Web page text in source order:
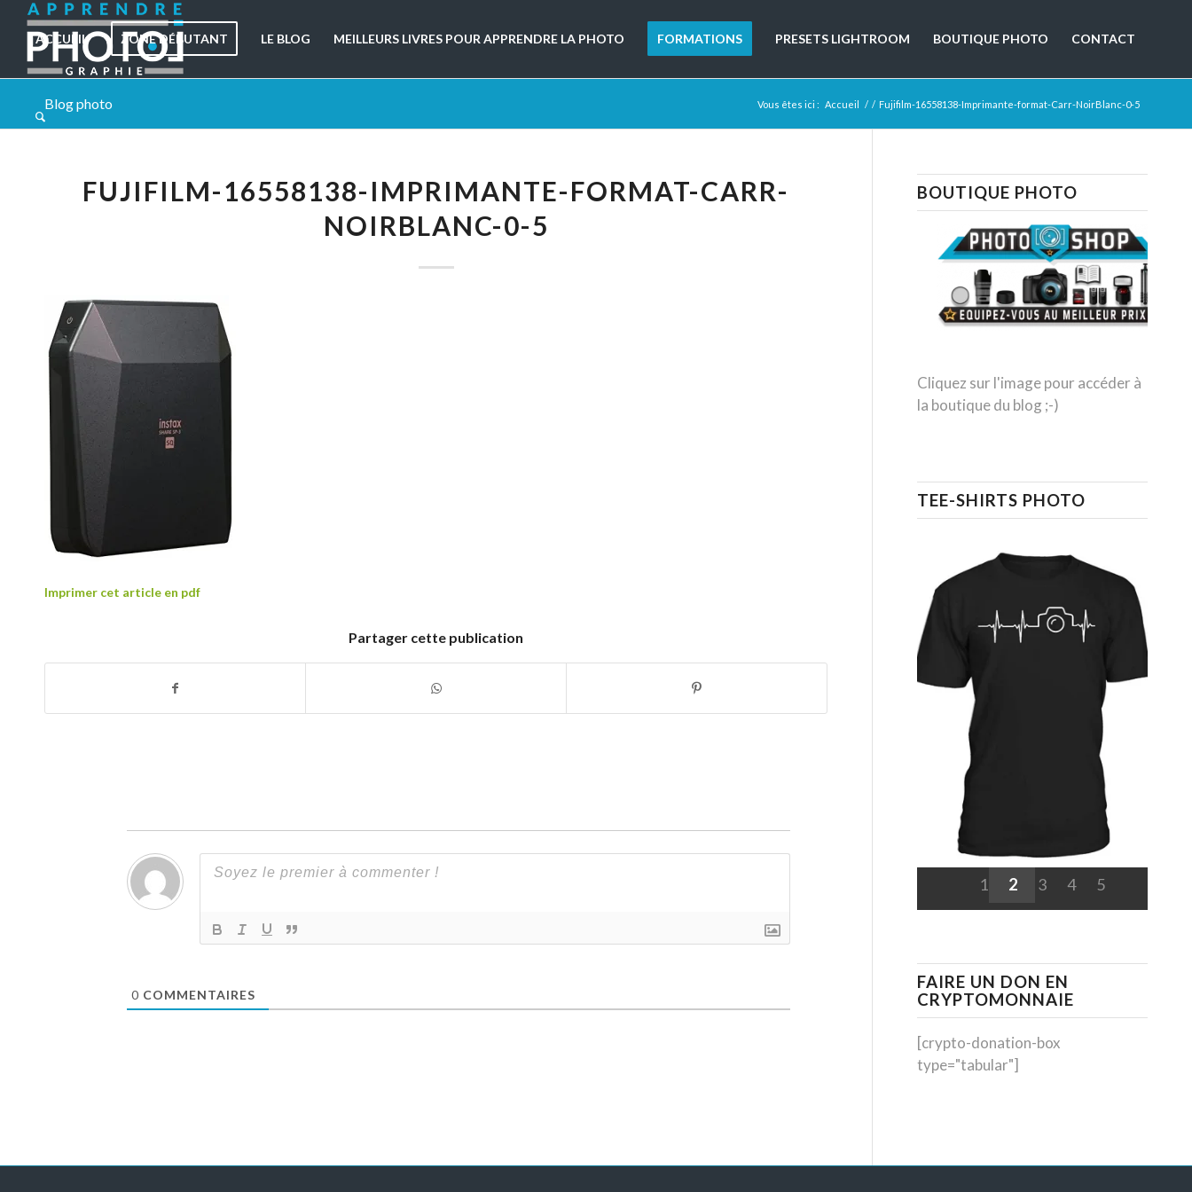
ACCUEIL ZONE DÉBUTANT LE BLOG MEILLEURS LIVRES POUR APPRENDRE LA PHOTO FORMATIONS PRESETS LIGHTROOM BOUTIQUE PHOTO CONTACT
Blog photo Vous êtes ici : Accueil / / Fujifilm-16558138-Imprimante-format-Carr-NoirBlanc-0-5
FUJIFILM-16558138-IMPRIMANTE-FORMAT-CARR-
NOIRBLANC-0-5
Imprimer cet article en pdf
Partager cette publication
0 COMMENTAIRES
BOUTIQUE PHOTO
Cliquez sur l'image pour accéder à
la boutique du blog ;-)
TEE-SHIRTS PHOTO
1 2 3 4 5
FAIRE UN DON EN
CRYPTOMONNAIE
[crypto-donation-box
type="tabular"]